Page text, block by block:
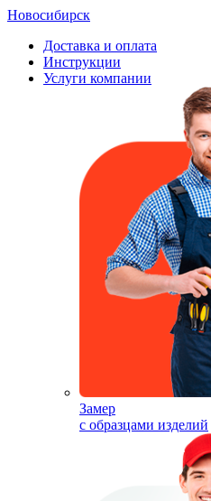
Новосибирск
Доставка и оплата
Инструкции
Услуги компании
Замер
с образцами изделий